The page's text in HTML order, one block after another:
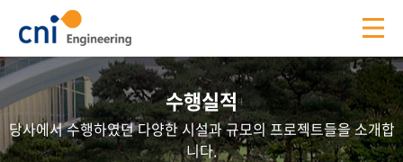
수행실적
당사에서 수행하였던 다양한 시설과 규모의 프로젝트들을 소개합
니다.